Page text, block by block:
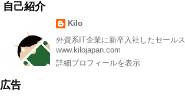
自己紹介
Kilo
外資系IT企業に新卒入社したセール
www.kilojapan.com
詳細プロフィールを表示
広告